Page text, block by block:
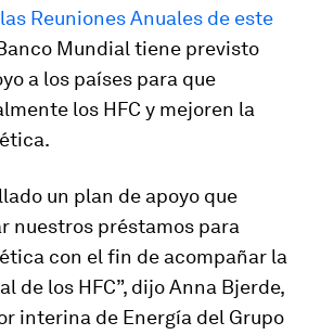
Reuniones Anuales de este
Mundial tiene previsto
a los países para que
los HFC y mejoren la
un plan de apoyo que
nuestros préstamos para
con el fin de acompañar la
de los HFC”, dijo Anna Bjerde,
interina de Energía del Grupo